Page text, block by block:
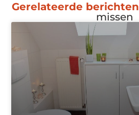
Gerelateerde berichten
missen